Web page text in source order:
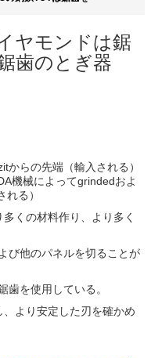
ヤモンドは鋸
歯のとぎ器
らの先端（輸入される）
機械によってgrindedおよ
る）
くの材料作り、より多く
び他のパネルを切ることが
歯を使用している。
より安定した刃を確かめ